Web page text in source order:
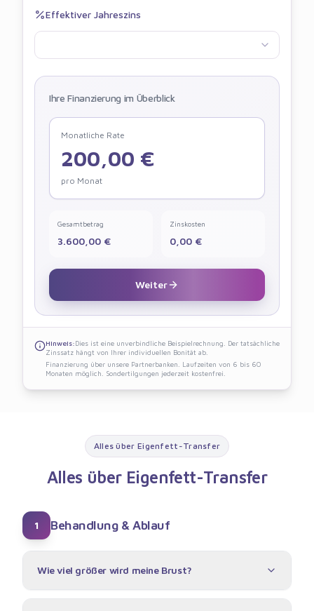
Effektiver Jahreszins
Ihre Finanzierung im Überblick
Monatliche Rate
200,00 €
pro Monat
Gesamtbetrag
3.600,00 €
Zinskosten
0,00 €
Weiter
Hinweis:Dies ist eine unverbindliche Beispielrechnung. Der tatsächliche
Zinssatz hängt von Ihrer individuellen Bonität ab.
Finanzierung über unsere Partnerbanken. Laufzeiten von 6 bis 60
Monaten möglich. Sondertilgungen jederzeit kostenfrei.
Alles über Eigenfett-Transfer
Alles über Eigenfett-Transfer
1 Behandlung & Ablauf
Wie viel größer wird meine Brust?